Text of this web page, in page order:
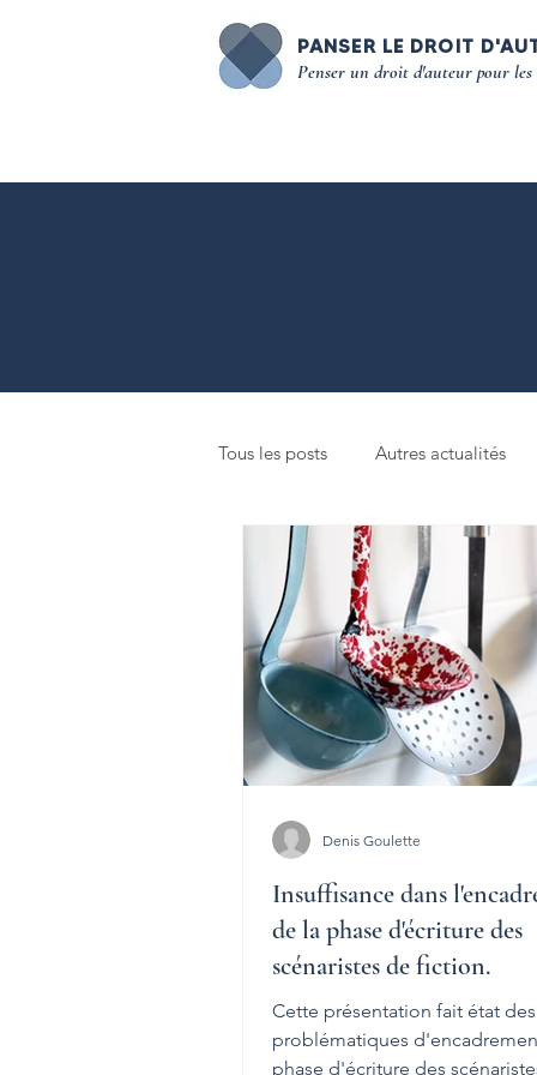
PANSER LE DROIT
Penser un droit d'auteur pour
Tous les posts Autres actualités
Actualité normative
Simulateurs
Insuffisance dans
de la phase d'écriture des
scénaristes de fiction.
Cette présentation fait état des
problématiques
phase d'écriture des
Denis Goulette